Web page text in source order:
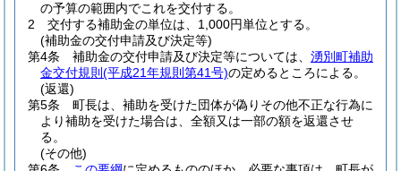
の予算の範囲内でこれを交付する。
2
交付する補助金の単位は、1,000円単位とする。
(補助金の交付申請及び決定等)
第4条
補助金の交付申請及び決定等については、 湧別町補助
金交付規則 (平成21年規則第41号)の定めるところによる。
(返還)
第5条
町長は、補助を受けた団体が偽りその他不正な行為に
より補助を受けた場合は、全額又は一部の額を返還させ
る。
(その他)